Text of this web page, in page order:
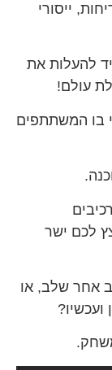
ייסורי
להעלות את
עולם!
בו המשתתפים
לכם ישר
אחר שלב, או